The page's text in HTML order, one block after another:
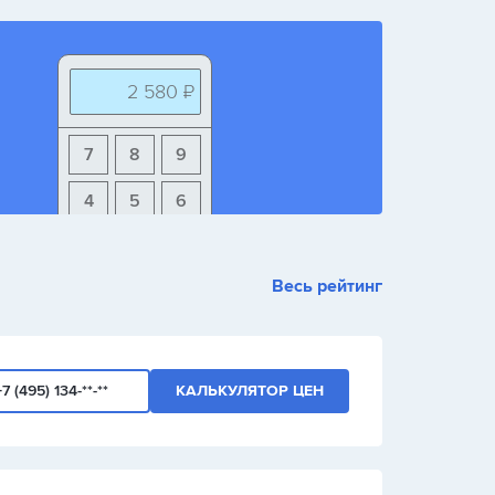
2 580 ₽
9
8
7
6
5
4
Весь рейтинг
(495) 134-**-** КАЛЬКУЛЯТОР ЦЕН